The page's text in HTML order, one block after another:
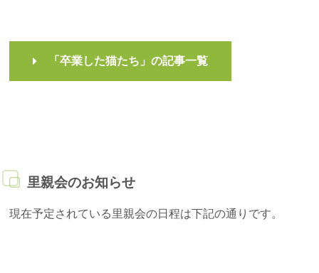
「卒業した猫たち」の記事一覧
里親会のお知らせ
現在予定されている里親会の日程は下記の通りです。